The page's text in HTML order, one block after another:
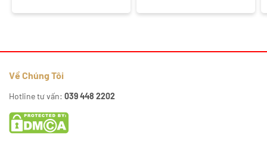
210.000₫.là: 290.000₫.là:
Về Chúng Tôi
Hotline tư vấn: 039 448 2202